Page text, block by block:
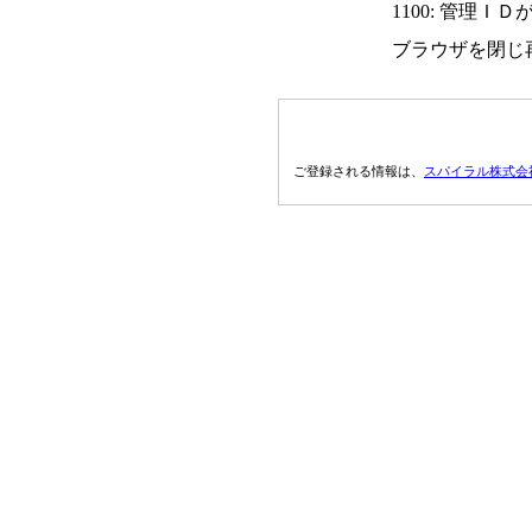
1100: 管理ＩＤ
ブラウザを閉じ
ご登録される情報は、 スパイラル株式会